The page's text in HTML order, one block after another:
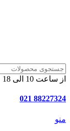
از ساعت 10 الی 18
88227324 021
منو